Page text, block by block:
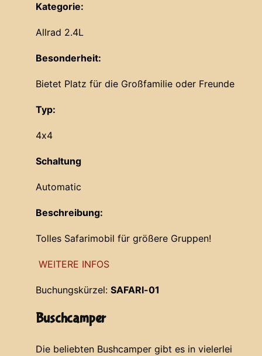
Kategorie:
Allrad 2.4L
Besonderheit:
Bietet Platz für die Großfamilie oder Freunde
Typ:
4x4
Schaltung
Automatic
Beschreibung:
Tolles Safarimobil für größere Gruppen!
WEITERE INFOS
Buchungskürzel: SAFARI-01
Buschcamper
Die beliebten Bushcamper gibt es in vielerlei